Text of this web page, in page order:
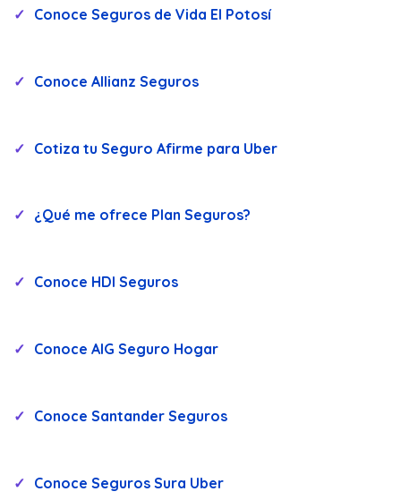
Conoce Seguros de Vida El Potosí
Conoce Allianz Seguros
Cotiza tu Seguro Afirme para Uber
¿Qué me ofrece Plan Seguros?
Conoce HDI Seguros
Conoce AIG Seguro Hogar
Conoce Santander Seguros
Conoce Seguros Sura Uber